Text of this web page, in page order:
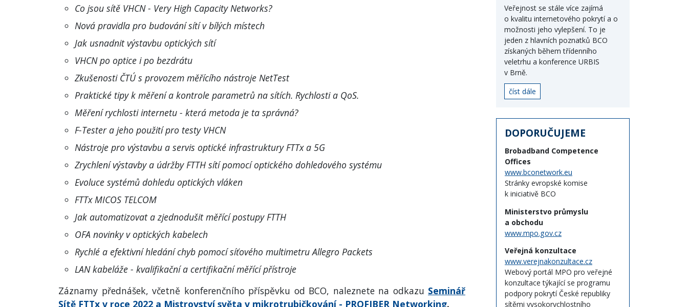
Co jsou sítě VHCN - Very High Capacity Networks?
Nová pravidla pro budování sítí v bílých místech
Jak usnadnit výstavbu optických sítí
VHCN po optice i po bezdrátu
Zkušenosti ČTÚ s provozem měřícího nástroje NetTest
Praktické tipy k měření a kontrole parametrů na sítích. Rychlosti a QoS.
Měření rychlosti internetu - která metoda je ta správná?
F-Tester a jeho použití pro testy VHCN
Nástroje pro výstavbu a servis optické infrastruktury FTTx a 5G
Zrychlení výstavby a údržby FTTH sítí pomocí optického dohledového systému
Evoluce systémů dohledu optických vláken
FTTx MICOS TELCOM
Jak automatizovat a zjednodušit měřící postupy FTTH
OFA novinky v optických kabelech
Rychlé a efektivní hledání chyb pomocí síťového multimetru Allegro Packets
LAN kabeláže - kvalifikační a certifikační měřící přístroje
Záznamy přednášek, včetně konferenčního příspěvku od BCO, naleznete na odkazu Seminář
Sítě FTTx v roce 2022 a Mistrovství světa v mikrotrubičkování - PROFIBER Networking.
Veřejnost se stále více zajímá
o kvalitu internetového pokrytí a o
možnosti jeho vylepšení. To je
jeden z hlavních poznatků BCO
získaných během třídenního
veletrhu a konference URBIS
v Brně.
číst dále
DOPORUČUJEME
Brobadband Competence
Offices
www.bconetwork.eu
Stránky evropské komise
k iniciativě BCO
Ministerstvo průmyslu
a obchodu
www.mpo.gov.cz
Veřejná konzultace
www.verejnakonzultace.cz
Webový portál MPO pro veřejné
konzultace týkající se programu
podpory pokrytí České republiky
sítěmi vysokorychlostního